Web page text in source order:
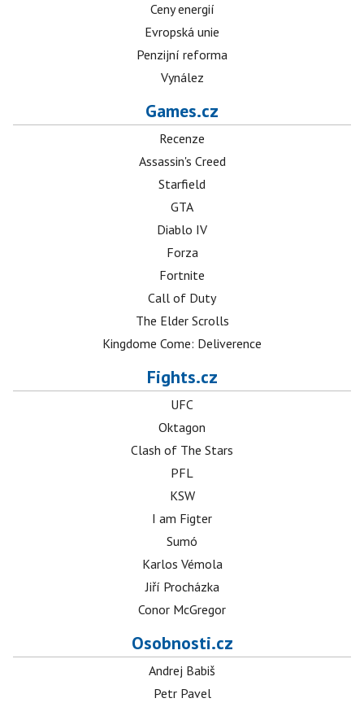
Ceny energií
Evropská unie
Penzijní reforma
Vynález
Games.cz
Recenze
Assassin's Creed
Starfield
GTA
Diablo IV
Forza
Fortnite
Call of Duty
The Elder Scrolls
Kingdome Come: Deliverence
Fights.cz
UFC
Oktagon
Clash of The Stars
PFL
KSW
I am Figter
Sumó
Karlos Vémola
Jiří Procházka
Conor McGregor
Osobnosti.cz
Andrej Babiš
Petr Pavel